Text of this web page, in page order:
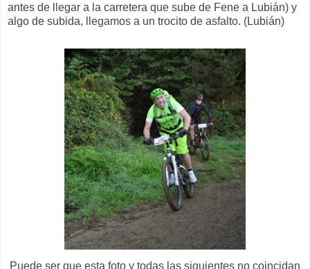
antes de llegar a la carretera que sube de Fene a Lubián) y
algo de subida, llegamos a un trocito de asfalto. (Lubián)
Puede ser que esta foto y todas las siguientes no coincidan